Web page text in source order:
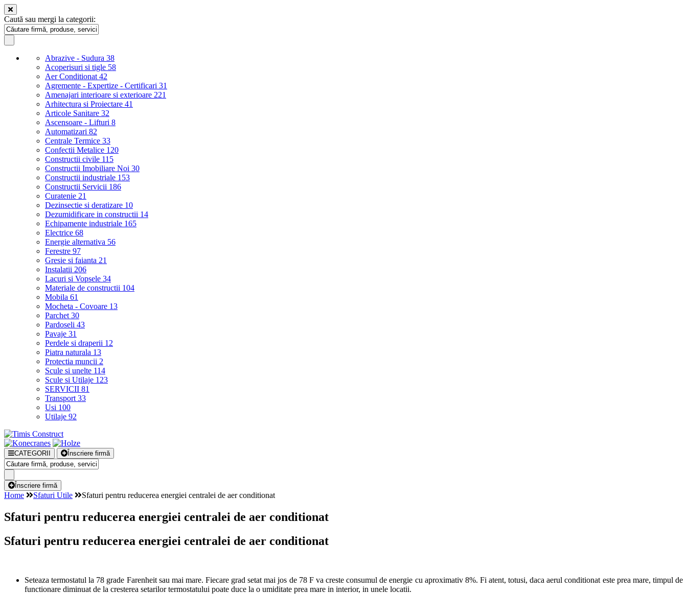
Caută sau mergi la categorii:
Abrazive - Sudura 38
Acoperisuri si tigle 58
Aer Conditionat 42
Agremente - Expertize - Certificari 31
Amenajari interioare si exterioare 221
Arhitectura si Proiectare 41
Articole Sanitare 32
Ascensoare - Lifturi 8
Automatizari 82
Centrale Termice 33
Confectii Metalice 120
Constructii civile 115
Constructii Imobiliare Noi 30
Constructii industriale 153
Constructii Servicii 186
Curatenie 21
Dezinsectie si deratizare 10
Dezumidificare in constructii 14
Echipamente industriale 165
Electrice 68
Energie alternativa 56
Ferestre 97
Gresie si faianta 21
Instalatii 206
Lacuri si Vopsele 34
Materiale de constructii 104
Mobila 61
Mocheta - Covoare 13
Parchet 30
Pardoseli 43
Pavaje 31
Perdele si draperii 12
Piatra naturala 13
Protectia muncii 2
Scule si unelte 114
Scule si Utilaje 123
SERVICII 81
Transport 33
Usi 100
Utilaje 92
CATEGORII Înscriere firmă
Înscriere firmă
Home Sfaturi Utile Sfaturi pentru reducerea energiei centralei de aer conditionat
Sfaturi pentru reducerea energiei centralei de aer conditionat
Sfaturi pentru reducerea energiei centralei de aer conditionat
Seteaza termostatul la 78 grade Farenheit sau mai mare. Fiecare grad setat mai jos de 78 F va creste consumul de energie cu aproximativ 8%. Fi atent, totusi, daca aerul conditionat este prea mare, timpul de
functionare diminuat de la cresterea setarilor termostatului poate duce la o umiditate prea mare in interior, in unele locatii.